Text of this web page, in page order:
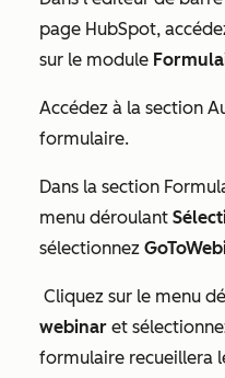
page HubSpot,
sur le module
Accédez à la section
formulaire.
Dans la section
menu déroulant
sélectionnez
Cliquez sur le menu
webinar et
formulaire recueillera